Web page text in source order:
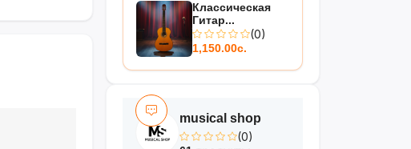
Классическая
Гитар...
(0)
1,150.00с.
musical shop
(0)